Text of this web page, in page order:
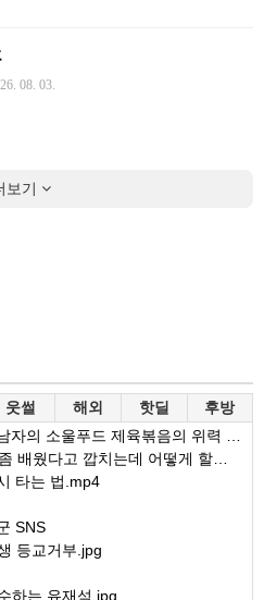
08. 03.
보기
웃썰 해외 핫딜 후방
의 소울푸드 제육볶음의 위력 ㅋㅋ
웠다고 깝치는데 어떻게 할까요?
타는 법.mp4
SNS
등교거부.jpg
하는 유재석.jpg